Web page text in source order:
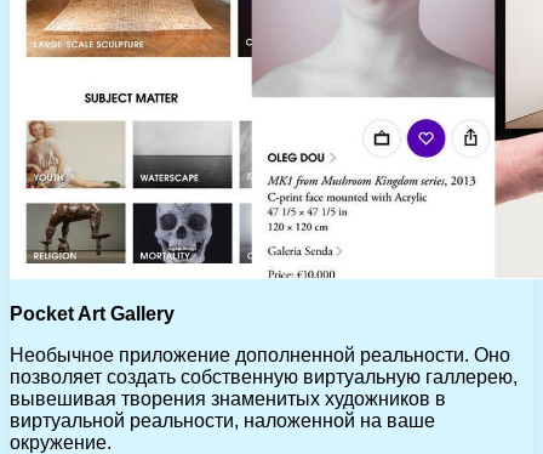
Pocket Art Gallery
Необычное приложение дополненной реальности. Оно
позволяет создать собственную виртуальную галлерею,
вывешивая творения знаменитых художников в
виртуальной реальности, наложенной на ваше
окружение.